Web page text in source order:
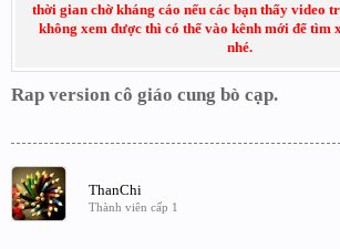
thời gian chờ kháng cáo nếu các bạn thấy video
không xem được thì có thể vào kênh mới để tìm
nhé.
Rap version cô giáo cung bò cạp.
ThanChi
Thành viên cấp 1